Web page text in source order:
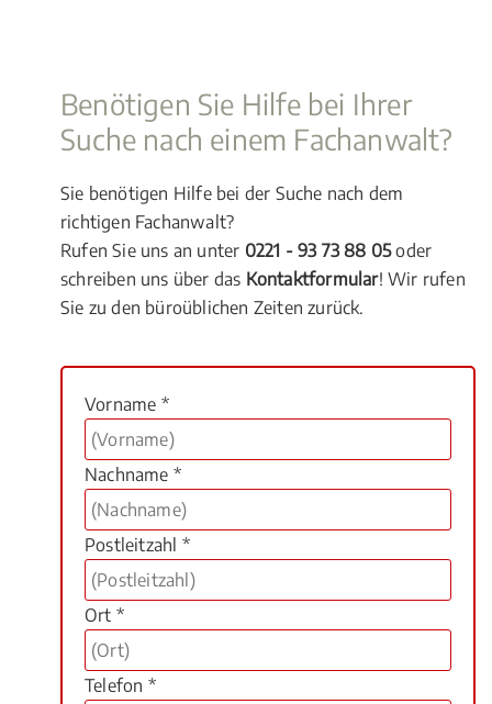
Benötigen Sie Hilfe bei Ihrer
Suche nach einem Fachanwalt?
Sie benötigen Hilfe bei der Suche nach dem
richtigen Fachanwalt?
Rufen Sie uns an unter 0221 - 93 73 88 05oder
schreiben uns über das Kontaktformular! Wir rufen
Sie zu den büroüblichen Zeiten zurück.
Vorname *
Nachname *
Postleitzahl *
Ort *
Telefon *